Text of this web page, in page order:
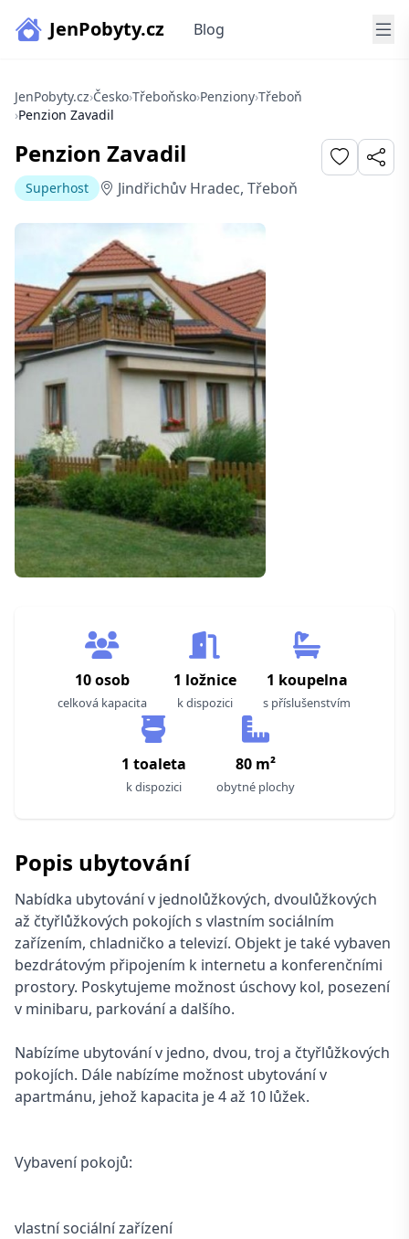
JenPobyty.cz Blog
JenPobyty.cz›Česko›Třeboňsko›Penziony›Třeboň
›Penzion Zavadil
Penzion Zavadil
Superhost Jindřichův Hradec, Třeboň
10 osob
celková kapacita
1 ložnice
k dispozici
1 koupelna
s příslušenstvím
1 toaleta
k dispozici
80 m²
obytné plochy
Popis ubytování
Nabídka ubytování v jednolůžkových, dvoulůžkových
až čtyřlůžkových pokojích s vlastním sociálním
zařízením, chladničko a televizí. Objekt je také vybaven
bezdrátovým připojením k internetu a konferenčními
prostory. Poskytujeme možnost úschovy kol, posezení
v minibaru, parkování a dalšího.
Nabízíme ubytování v jedno, dvou, troj a čtyřlůžkových
pokojích. Dále nabízíme možnost ubytování v
apartmánu, jehož kapacita je 4 až 10 lůžek.
Vybavení pokojů:
vlastní sociální zařízení